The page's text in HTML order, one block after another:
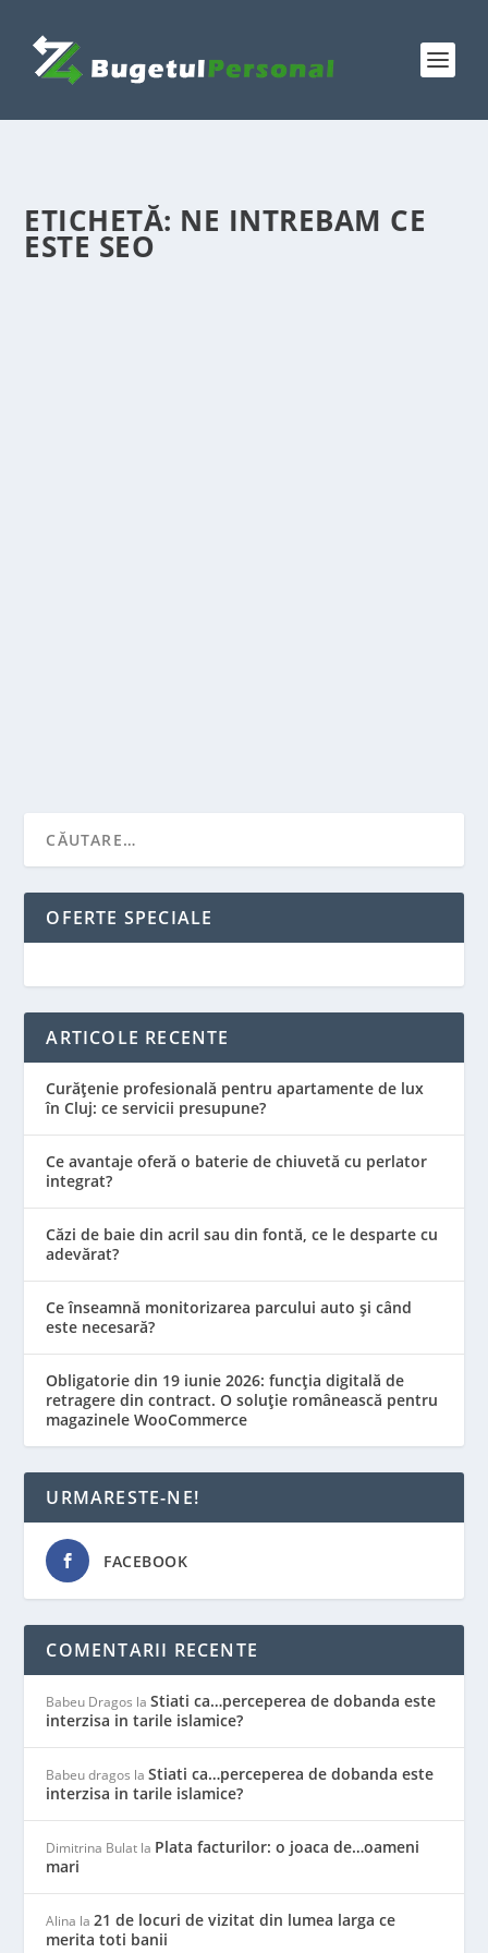
ETICHETĂ: NE INTREBAM CE
ESTE SEO
OFERTE SPECIALE
ARTICOLE RECENTE
Curățenie profesională pentru apartamente de lux
în Cluj: ce servicii presupune?
Ce avantaje oferă o baterie de chiuvetă cu perlator
integrat?
Căzi de baie din acril sau din fontă, ce le desparte cu
adevărat?
Ce înseamnă monitorizarea parcului auto și când
este necesară?
Obligatorie din 19 iunie 2026: funcția digitală de
retragere din contract. O soluție românească pentru
magazinele WooCommerce
URMARESTE-NE!
FACEBOOK
COMENTARII RECENTE
Babeu Dragos laStiati ca…perceperea de dobanda este
interzisa in tarile islamice?
Babeu dragos laStiati ca…perceperea de dobanda este
interzisa in tarile islamice?
Dimitrina Bulat la Plata facturilor: o joaca de…oameni
mari
Alina la21 de locuri de vizitat din lumea larga ce
merita toti banii